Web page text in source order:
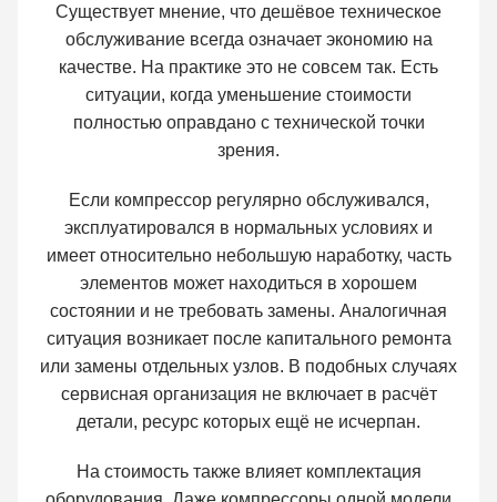
Существует мнение, что дешёвое техническое
обслуживание всегда означает экономию на
качестве. На практике это не совсем так. Есть
ситуации, когда уменьшение стоимости
полностью оправдано с технической точки
зрения.
Если компрессор регулярно обслуживался,
эксплуатировался в нормальных условиях и
имеет относительно небольшую наработку, часть
элементов может находиться в хорошем
состоянии и не требовать замены. Аналогичная
ситуация возникает после капитального ремонта
или замены отдельных узлов. В подобных случаях
сервисная организация не включает в расчёт
детали, ресурс которых ещё не исчерпан.
На стоимость также влияет комплектация